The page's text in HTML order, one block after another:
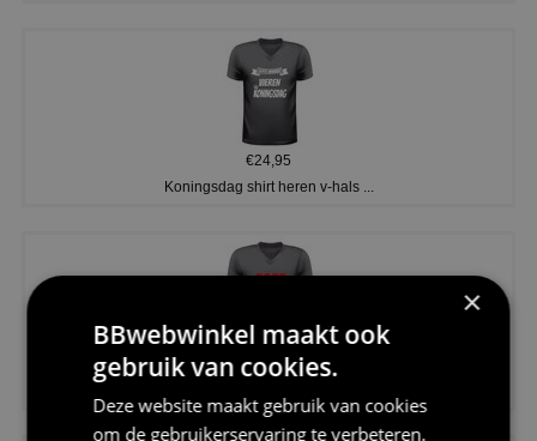
€24,95
Koningsdag shirt heren v-hals ...
€24,95
×
BBwebwinkel maakt ook
gebruik van cookies.
Deze website maakt gebruik van cookies
om de gebruikerservaring te verbeteren.